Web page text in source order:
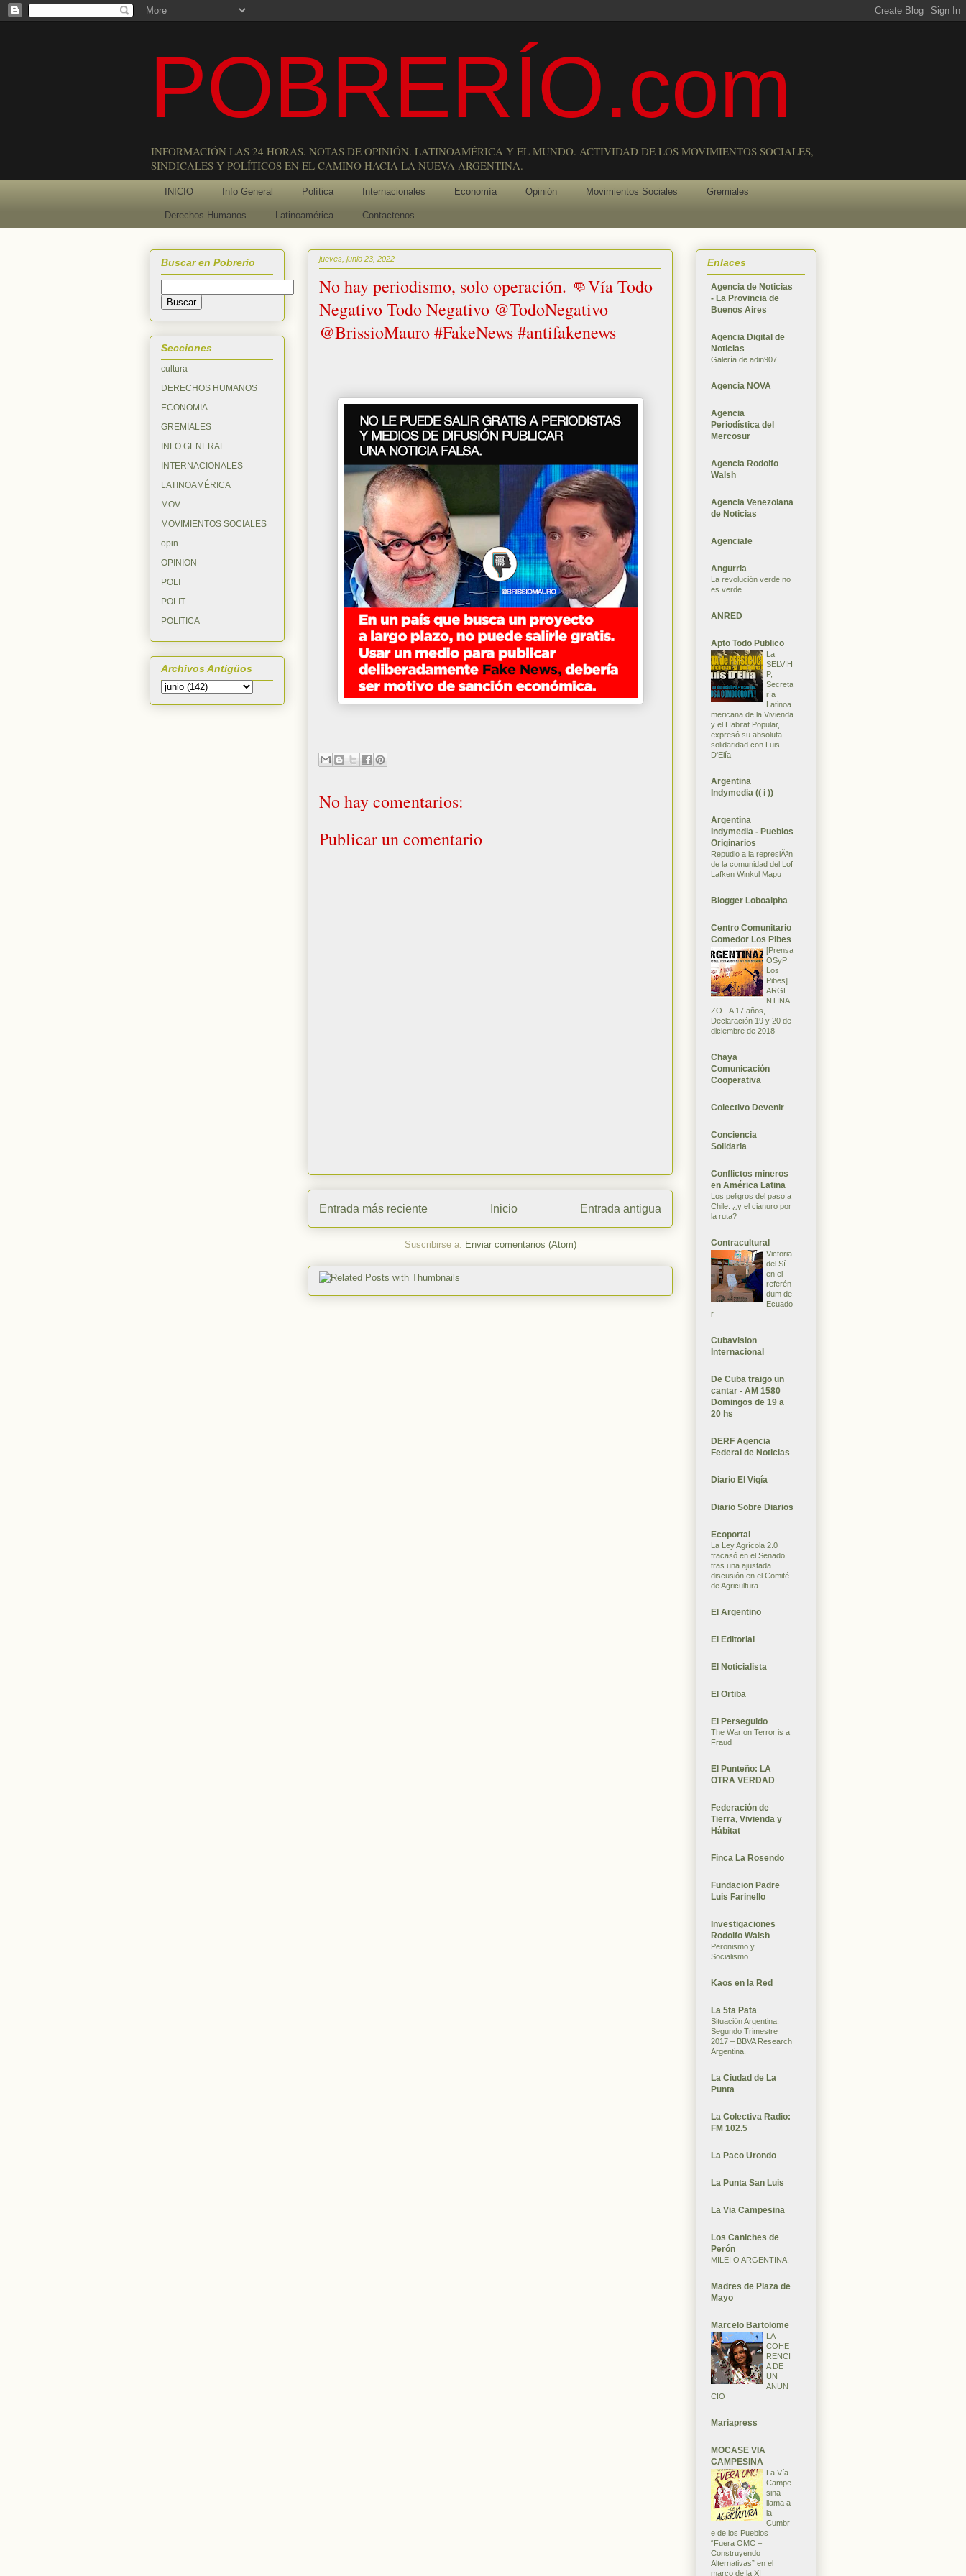
POBRERÍO.com
INFORMACIÓN LAS 24 HORAS. NOTAS DE OPINIÓN. LATINOAMÉRICA Y EL MUNDO. ACTIVIDAD DE LOS MOVIMIENTOS SOCIALES,
SINDICALES Y POLÍTICOS EN EL CAMINO HACIA LA NUEVA ARGENTINA.
INICIO Info General Política Internacionales Economía Opinión Movimientos Sociales Gremiales
Derechos Humanos Latinoamérica Contactenos
jueves, junio 23, 2022
No hay periodismo, solo operación. 👊Vía Todo
Negativo Todo Negativo @TodoNegativo
@BrissioMauro #FakeNews #antifakenews
No hay comentarios:
Publicar un comentario
Entrada más reciente Entrada antigua
Inicio
Suscribirse a: Enviar comentarios (Atom)
Buscar en Pobrerío
Secciones
cultura
DERECHOS HUMANOS
ECONOMIA
GREMIALES
INFO.GENERAL
INTERNACIONALES
LATINOAMÉRICA
MOV
MOVIMIENTOS SOCIALES
opin
OPINION
POLI
POLIT
POLITICA
Archivos Antigüos
Enlaces
Agencia de Noticias
- La Provincia de
Buenos Aires
Agencia Digital de
Noticias
Galería de adin907
Agencia NOVA
Agencia
Periodística del
Mercosur
Agencia Rodolfo
Walsh
Agencia Venezolana
de Noticias
Agenciafe
Angurria
La revolución verde no
es verde
ANRED
Apto Todo Publico
La
SELVIH
P,
Secreta
ría
Latinoa
mericana de la Vivienda
y el Habitat Popular,
expresó su absoluta
solidaridad con Luis
D'Elía
Argentina
Indymedia (( i ))
Argentina
Indymedia - Pueblos
Originarios
Repudio a la represiÃ³n
de la comunidad del Lof
Lafken Winkul Mapu
Blogger Loboalpha
Centro Comunitario
Comedor Los Pibes
[Prensa
OSyP
Los
Pibes]
ARGE
NTINA
ZO - A 17 años,
Declaración 19 y 20 de
diciembre de 2018
Chaya
Comunicación
Cooperativa
Colectivo Devenir
Conciencia
Solidaria
Conflictos mineros
en América Latina
Los peligros del paso a
Chile: ¿y el cianuro por
la ruta?
Contracultural
Victoria
del Sí
en el
referén
dum de
Ecuado
r
Cubavision
Internacional
De Cuba traigo un
cantar - AM 1580
Domingos de 19 a
20 hs
DERF Agencia
Federal de Noticias
Diario El Vigía
Diario Sobre Diarios
Ecoportal
La Ley Agrícola 2.0
fracasó en el Senado
tras una ajustada
discusión en el Comité
de Agricultura
El Argentino
El Editorial
El Noticialista
El Ortiba
El Perseguido
The War on Terror is a
Fraud
El Punteño: LA
OTRA VERDAD
Federación de
Tierra, Vivienda y
Hábitat
Finca La Rosendo
Fundacion Padre
Luis Farinello
Investigaciones
Rodolfo Walsh
Peronismo y
Socialismo
Kaos en la Red
La 5ta Pata
Situación Argentina.
Segundo Trimestre
2017 – BBVA Research
Argentina.
La Ciudad de La
Punta
La Colectiva Radio:
FM 102.5
La Paco Urondo
La Punta San Luis
La Via Campesina
Los Caniches de
Perón
MILEI O ARGENTINA.
Madres de Plaza de
Mayo
Marcelo Bartolome
LA
COHE
RENCI
A DE
UN
ANUN
CIO
Mariapress
MOCASE VIA
CAMPESINA
La Vía
Campe
sina
llama a
la
Cumbr
e de los Pueblos
“Fuera OMC –
Construyendo
Alternativas” en el
marco de la XI